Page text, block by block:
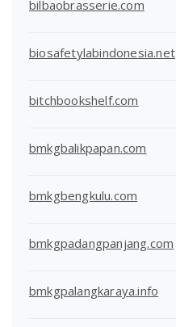
bilbaobrasserie.com
biosafetylabindonesia.net
bitchbookshelf.com
bmkgbalikpapan.com
bmkgbengkulu.com
bmkgpadangpanjang.com
bmkgpalangkaraya.info